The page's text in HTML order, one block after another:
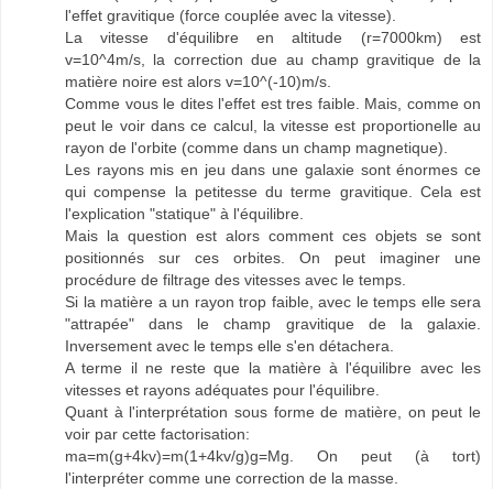
l'effet gravitique (force couplée avec la vitesse).
La vitesse d'équilibre en altitude (r=7000km) est
v=10^4m/s, la correction due au champ gravitique de la
matière noire est alors v=10^(-10)m/s.
Comme vous le dites l'effet est tres faible. Mais, comme on
peut le voir dans ce calcul, la vitesse est proportionelle au
rayon de l'orbite (comme dans un champ magnetique).
Les rayons mis en jeu dans une galaxie sont énormes ce
qui compense la petitesse du terme gravitique. Cela est
l'explication "statique" à l'équilibre.
Mais la question est alors comment ces objets se sont
positionnés sur ces orbites. On peut imaginer une
procédure de filtrage des vitesses avec le temps.
Si la matière a un rayon trop faible, avec le temps elle sera
"attrapée" dans le champ gravitique de la galaxie.
Inversement avec le temps elle s'en détachera.
A terme il ne reste que la matière à l'équilibre avec les
vitesses et rayons adéquates pour l'équilibre.
Quant à l'interprétation sous forme de matière, on peut le
voir par cette factorisation:
ma=m(g+4kv)=m(1+4kv/g)g=Mg. On peut (à tort)
l'interpréter comme une correction de la masse.